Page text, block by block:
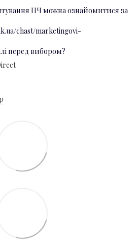
ПЧ можна ознайомитися за
chast/marketingovi-
перед вибором?